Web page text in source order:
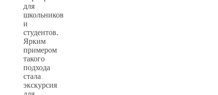
для
школьников
и
студентов.
Ярким
примером
такого
подхода
стала
экскурсия